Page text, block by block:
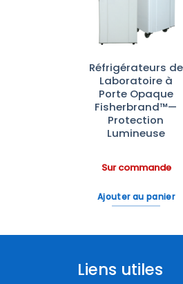
Réfrigérateurs de
Laboratoire à
Porte Opaque
Fisherbrand™—
Protection
Lumineuse
Sur commande
Ajouter au panier
Liens utiles